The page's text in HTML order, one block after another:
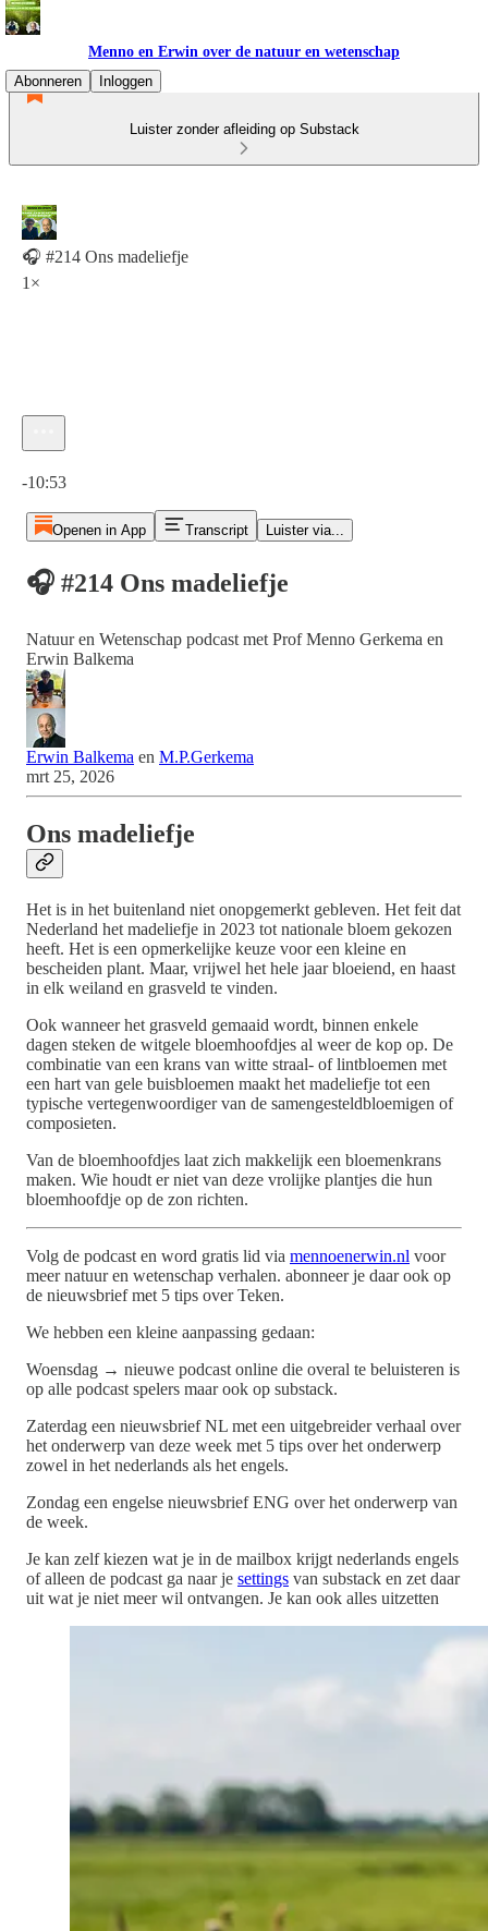
Menno en Erwin over de natuur en wetenschap
Abonneren
Inloggen
Luister zonder afleiding op Substack
🎧 #214 Ons madeliefje
1×
-10:53
Openen in App Transcript Luister via...
🎧 #214 Ons madeliefje
Natuur en Wetenschap podcast met Prof Menno Gerkema en
Erwin Balkema
Erwin Balkema en M.P.Gerkema
mrt 25, 2026
Ons madeliefje
Het is in het buitenland niet onopgemerkt gebleven. Het feit dat
Nederland het madeliefje in 2023 tot nationale bloem gekozen
heeft. Het is een opmerkelijke keuze voor een kleine en
bescheiden plant. Maar, vrijwel het hele jaar bloeiend, en haast
in elk weiland en grasveld te vinden.
Ook wanneer het grasveld gemaaid wordt, binnen enkele
dagen steken de witgele bloemhoofdjes al weer de kop op. De
combinatie van een krans van witte straal- of lintbloemen met
een hart van gele buisbloemen maakt het madeliefje tot een
typische vertegenwoordiger van de samengesteldbloemigen of
composieten.
Van de bloemhoofdjes laat zich makkelijk een bloemenkrans
maken. Wie houdt er niet van deze vrolijke plantjes die hun
bloemhoofdje op de zon richten.
Volg de podcast en word gratis lid via mennoenerwin.nl voor
meer natuur en wetenschap verhalen. abonneer je daar ook op
de nieuwsbrief met 5 tips over Teken.
We hebben een kleine aanpassing gedaan:
Woensdag → nieuwe podcast online die overal te beluisteren is
op alle podcast spelers maar ook op substack.
Zaterdag een nieuwsbrief NL met een uitgebreider verhaal over
het onderwerp van deze week met 5 tips over het onderwerp
zowel in het nederlands als het engels.
Zondag een engelse nieuwsbrief ENG over het onderwerp van
de week.
Je kan zelf kiezen wat je in de mailbox krijgt nederlands engels
of alleen de podcast ga naar je settings van substack en zet daar
uit wat je niet meer wil ontvangen. Je kan ook alles uitzetten